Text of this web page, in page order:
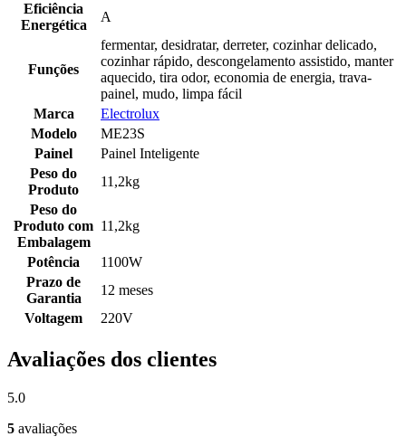
Eficiência
Energética
A
Funções
fermentar, desidratar, derreter, cozinhar delicado,
cozinhar rápido, descongelamento assistido, manter
aquecido, tira odor, economia de energia, trava-
painel, mudo, limpa fácil
Marca
Electrolux
Modelo
ME23S
Painel
Painel Inteligente
Peso do
Produto
11,2kg
Peso do
Produto com
Embalagem
11,2kg
Potência
1100W
Prazo de
Garantia
12 meses
Voltagem
220V
Avaliações dos clientes
5.0
5 avaliações